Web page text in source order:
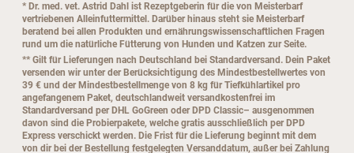
* Dr. med. vet. Astrid Dahl ist Rezeptgeberin für die von Meisterbarf
vertriebenen Alleinfuttermittel. Darüber hinaus steht sie Meisterbarf
beratend bei allen Produkten und ernährungswissenschaftlichen Fragen
rund um die natürliche Fütterung von Hunden und Katzen zur Seite.
** Gilt für Lieferungen nach Deutschland bei Standardversand. Dein Paket
versenden wir unter der Berücksichtigung des Mindestbestellwertes von
39 € und der Mindestbestellmenge von 8 kg für Tiefkühlartikel pro
angefangenem Paket, deutschlandweit versandkostenfrei im
Standardversand per DHL GoGreen oder DPD Classic– ausgenommen
davon sind die Probierpakete, welche gratis ausschließlich per DPD
Express verschickt werden. Die Frist für die Lieferung beginnt mit dem
von dir bei der Bestellung festgelegten Versanddatum, außer bei Zahlung